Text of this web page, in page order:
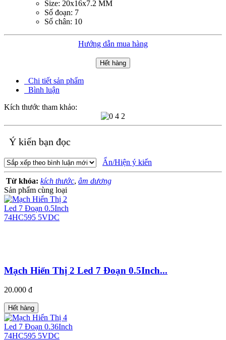
Size: 20x16x7.2 MM
Số đoạn: 7
Số chân: 10
Hướng dẫn mua hàng
Hết hàng
Chi tiết sản phẩm
Bình luận
Kích thước tham khảo:
Ý kiến bạn đọc
Ẩn/Hiện ý kiến
Từ khóa: kích thước, âm dương
Sản phẩm cùng loại
Mạch Hiển Thị 2 Led 7 Đoạn 0.5Inch...
20.000 đ
Hết hàng